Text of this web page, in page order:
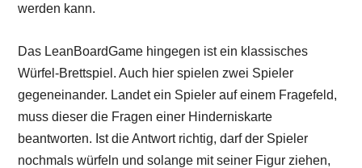
werden kann.
Das LeanBoardGame hingegen ist ein klassisches
Würfel-Brettspiel. Auch hier spielen zwei Spieler
gegeneinander. Landet ein Spieler auf einem Fragefeld,
muss dieser die Fragen einer Hinderniskarte
beantworten. Ist die Antwort richtig, darf der Spieler
nochmals würfeln und solange mit seiner Figur ziehen,